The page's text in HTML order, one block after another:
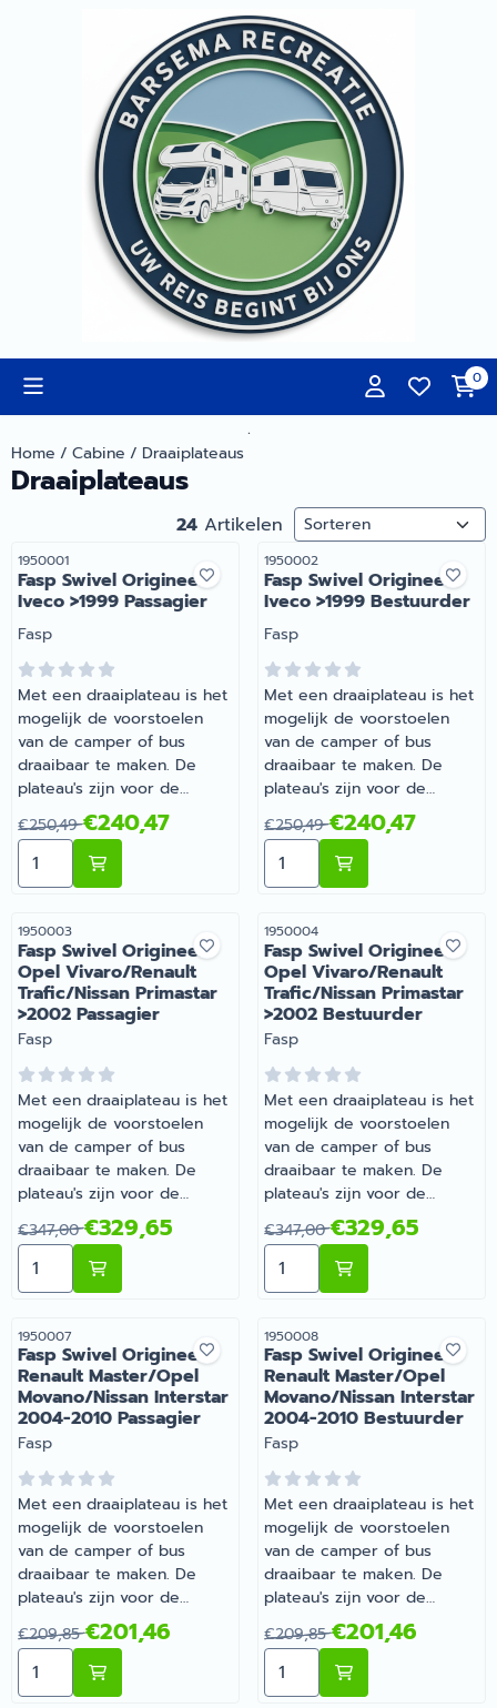
Cookievoorkeuren zijn momenteel gesloten.
0
.
Home / Cabine / Draaiplateaus
Draaiplateaus
24 Artikelen Sorteermethode
Artikelnummer
1950001
Fasp Swivel Origineel
Iveco >1999 Passagier
Merk:
Fasp
Met een draaiplateau is het
mogelijk de voorstoelen
van de camper of bus
draaibaar te maken. De
plateau's zijn voor de
originele stoelen van de
camper of bus, met
uitzondering van de
universele plateau's. | Fasp
>1999 Passagier |
Artikelnummer 1950001
Van 250,49 voor 240,47
€250,49€240,47
Aantal kiezen voor Fasp Swivel Origineel Iveco >1999
Artikelnummer
1950002
Fasp Swivel Origineel
Iveco >1999 Bestuurder
Merk:
Fasp
Met een draaiplateau is het
mogelijk de voorstoelen
van de camper of bus
draaibaar te maken. De
plateau's zijn voor de
originele stoelen van de
camper of bus, met
uitzondering van de
universele plateau's. | Fasp
>1999 Bestuurder |
Artikelnummer 1950002
Van 250,49 voor 240,47
€250,49€240,47
Aantal kiezen voor Fasp
Artikelnummer
1950003
Fasp Swivel Origineel
Opel Vivaro/Renault
Trafic/Nissan Primastar
>2002 Passagier
Merk:
Fasp
Met een draaiplateau is het
mogelijk de voorstoelen
van de camper of bus
draaibaar te maken. De
plateau's zijn voor de
originele stoelen van de
camper of bus, met
uitzondering van de
universele plateau's. | Fasp
Vivaro/Renault Trafic/Nissan
Primastar >2002 Passagier |
Artikelnummer 1950003
Van 347,00 voor 329,65
€347,00€329,65
Aantal kiezen voor Fasp Swivel Origineel Opel Vivaro/
Artikelnummer
1950004
Fasp Swivel Origineel
Opel Vivaro/Renault
Trafic/Nissan Primastar
>2002 Bestuurder
Merk:
Fasp
Met een draaiplateau is het
mogelijk de voorstoelen
van de camper of bus
draaibaar te maken. De
plateau's zijn voor de
originele stoelen van de
camper of bus, met
uitzondering van de
universele plateau's. | Fasp
Vivaro/Renault Trafic/Nissan
Primastar >2002 Bestuurder
| Artikelnummer 1950004
Van 347,00 voor 329,65
€347,00€329,65
Aantal kiezen voor Fasp
Artikelnummer
1950007
Fasp Swivel Origineel
Renault Master/Opel
Movano/Nissan Interstar
2004-2010 Passagier
Merk:
Fasp
Met een draaiplateau is het
mogelijk de voorstoelen
van de camper of bus
draaibaar te maken. De
plateau's zijn voor de
originele stoelen van de
camper of bus, met
uitzondering van de
universele plateau's. | Fasp
Van 209,85 voor 201,46
€209,85€201,46
Aantal kiezen voor Fasp Swivel Origineel Renault
Artikelnummer
1950008
Fasp Swivel Origineel
Renault Master/Opel
Movano/Nissan Interstar
2004-2010 Bestuurder
Merk:
Fasp
Met een draaiplateau is het
mogelijk de voorstoelen
van de camper of bus
draaibaar te maken. De
plateau's zijn voor de
originele stoelen van de
camper of bus, met
uitzondering van de
universele plateau's. | Fasp
Van 209,85 voor 201,46
€209,85€201,46
Aantal kiezen voor Fasp